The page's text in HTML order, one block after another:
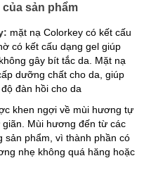
sản phẩm
mặt nạ Colorkey có kết cấu
có kết cấu dạng gel giúp
gây bít tắc da. Mặt nạ
dưỡng chất cho da, giúp
đàn hồi cho da
khen ngợi về mùi hương tự
Mùi hương đến từ các
sản phẩm, vì thành phần có
nhẹ không quá hăng hoặc